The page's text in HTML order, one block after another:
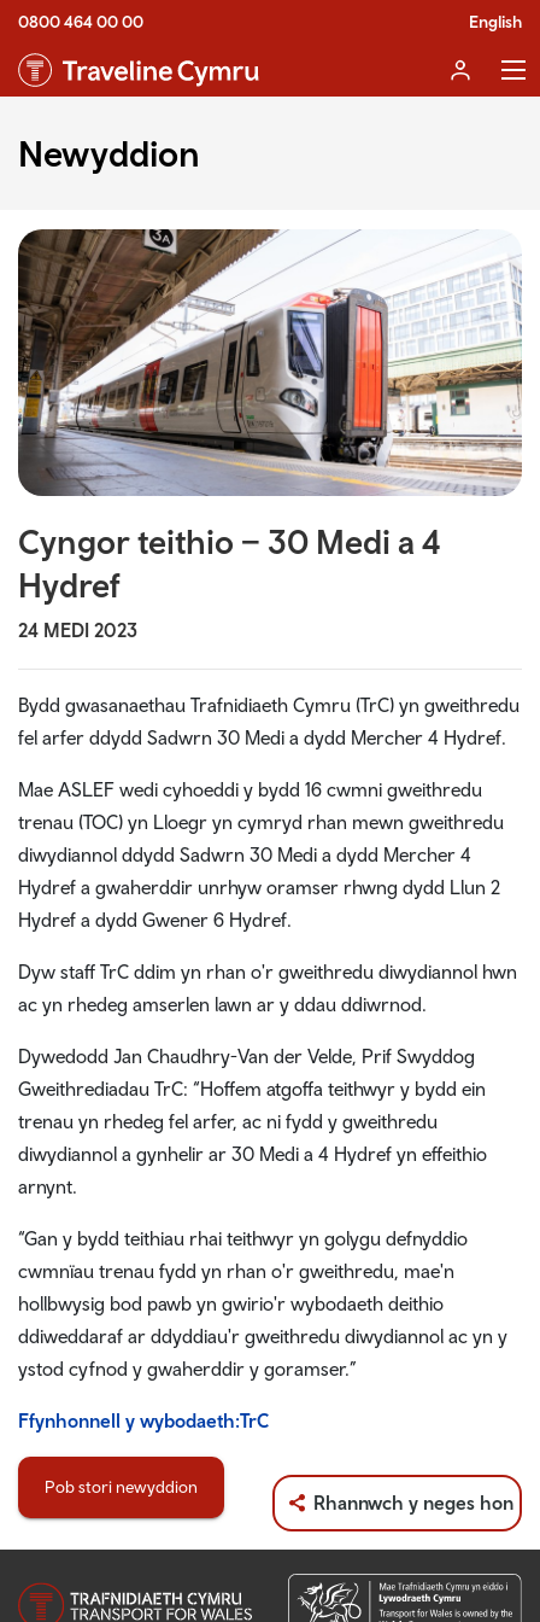
0800 464 00 00 English
Newyddion
Cyngor teithio – 30 Medi a 4
Hydref
24 MEDI 2023
Bydd gwasanaethau Trafnidiaeth Cymru (TrC) yn gweithredu
fel arfer ddydd Sadwrn 30 Medi a dydd Mercher 4 Hydref.
Mae ASLEF wedi cyhoeddi y bydd 16 cwmni gweithredu
trenau (TOC) yn Lloegr yn cymryd rhan mewn gweithredu
diwydiannol ddydd Sadwrn 30 Medi a dydd Mercher 4
Hydref a gwaherddir unrhyw oramser rhwng dydd Llun 2
Hydref a dydd Gwener 6 Hydref.
Dyw staff TrC ddim yn rhan o'r gweithredu diwydiannol hwn
ac yn rhedeg amserlen lawn ar y ddau ddiwrnod.
Dywedodd Jan Chaudhry-Van der Velde, Prif Swyddog
Gweithrediadau TrC: “Hoffem atgoffa teithwyr y bydd ein
trenau yn rhedeg fel arfer, ac ni fydd y gweithredu
diwydiannol a gynhelir ar 30 Medi a 4 Hydref yn effeithio
arnynt.
“Gan y bydd teithiau rhai teithwyr yn golygu defnyddio
cwmnïau trenau fydd yn rhan o'r gweithredu, mae'n
hollbwysig bod pawb yn gwirio'r wybodaeth deithio
ddiweddaraf ar ddyddiau'r gweithredu diwydiannol ac yn y
ystod cyfnod y gwaherddir y goramser.”
Ffynhonnell y wybodaeth:TrC
Pob stori newyddion
Rhannwch y neges hon